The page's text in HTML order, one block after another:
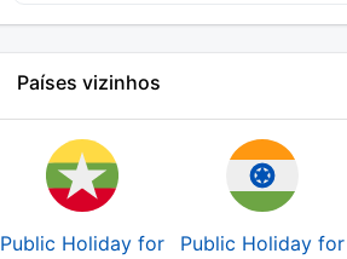
Países vizinhos
Public Holiday for
Public Holiday for